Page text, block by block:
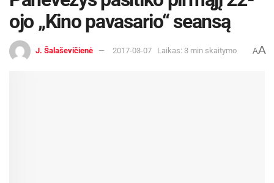
ojo „Kino pavasario“ seansą
J. Šalaševičienė 2017-03-07 Laikas: 3 min skaitymo AA